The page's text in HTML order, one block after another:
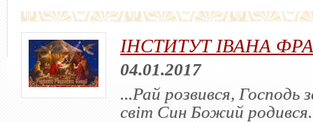
ІНСТИТУТ ІВАНА
04.01.2017
...Рай розвився, Господь
світ Син Божий